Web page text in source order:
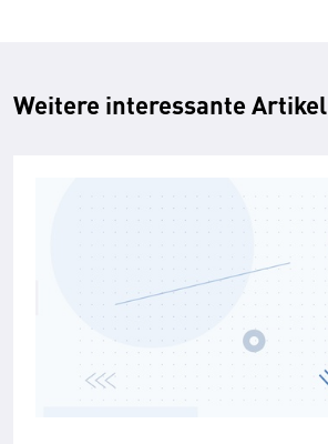
Weitere interessante Artikel